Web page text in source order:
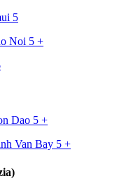
5
Noi 5 +
Dao 5 +
Van Bay 5 +